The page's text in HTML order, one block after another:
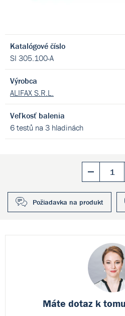
Katalógové číslo
SI 305.100-A
Výrobca
ALIFAX S.R.L.
Veľkosť balenia
6 testů na 3 hladinách
Požiadavka na produkt
Máte dotaz k